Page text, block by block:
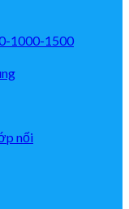
1000-1500
nối